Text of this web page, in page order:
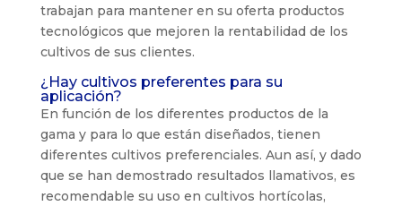
trabajan para mantener en su oferta productos
tecnológicos que mejoren la rentabilidad de los
cultivos de sus clientes.
¿Hay cultivos preferentes para su
aplicación?
En función de los diferentes productos de la
gama y para lo que están diseñados, tienen
diferentes cultivos preferenciales. Aun así, y dado
que se han demostrado resultados llamativos, es
recomendable su uso en cultivos hortícolas,